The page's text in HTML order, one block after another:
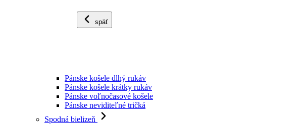
späť
Pánske košele dlhý rukáv
Pánske košele krátky rukáv
Pánske voľnočasové košele
Pánske neviditeľné tričká
Spodná bielizeň